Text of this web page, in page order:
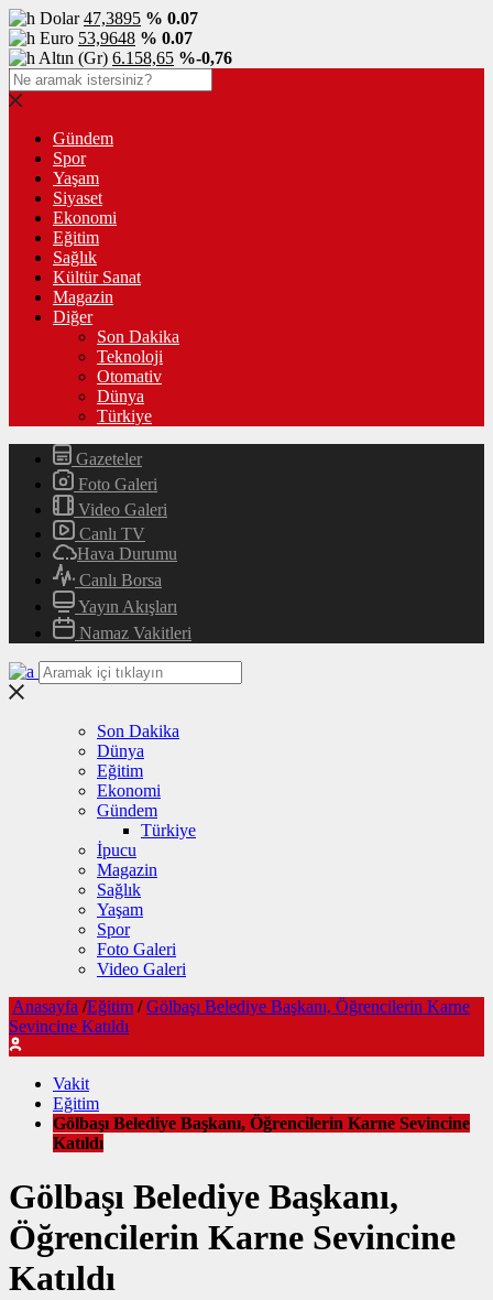
Dolar47,3895 % 0.07
Euro 53,9648 % 0.07
Altın (Gr) 6.158,65 %-0,76
Gündem
Spor
Yaşam
Siyaset
Ekonomi
Eğitim
Sağlık
Kültür Sanat
Magazin
Diğer
Son Dakika
Teknoloji
Otomativ
Dünya
Türkiye
Gazeteler
Foto Galeri
Video Galeri
Canlı TV
Hava Durumu
Canlı Borsa
Yayın Akışları
Namaz Vakitleri
Son Dakika
Dünya
Eğitim
Ekonomi
Gündem
Türkiye
İpucu
Magazin
Sağlık
Yaşam
Spor
Foto Galeri
Video Galeri
Anasayfa /Eğitim / Gölbaşı Belediye Başkanı, Öğrencilerin Karne
Sevincine Katıldı
Vakit
Eğitim
Gölbaşı Belediye Başkanı, Öğrencilerin Karne Sevincine
Katıldı
Gölbaşı Belediye Başkanı,
Öğrencilerin Karne Sevincine
Katıldı